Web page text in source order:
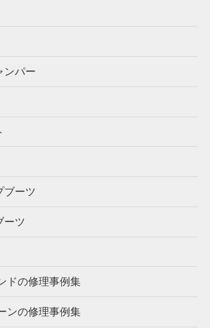
ンパー
ブーツ
ーツ
ドの修理事例集
ンの修理事例集